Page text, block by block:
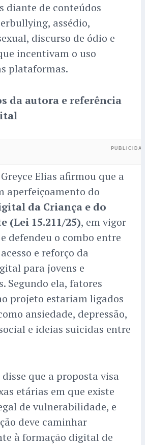
diante de conteúdos
assédio,
discurso de ódio e
incentivam o uso
plataformas.
da autora e referência
Elias afirmou que a
aperfeiçoamento do
da Criança e do
(Lei 15.211/25), em vigor
defendeu o combo entre
e reforço da
para jovens e
Segundo ela, fatores
projeto estariam ligados
ansiedade, depressão,
e ideias suicidas entre
disse que a proposta visa
etárias em que existe
de vulnerabilidade, e
deve caminhar
à formação digital de